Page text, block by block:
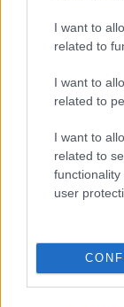
I want to
related to
I want to
related to
I want to
related to
user
Olcsóbb
drágultak
HÍREK egy
Infláció-